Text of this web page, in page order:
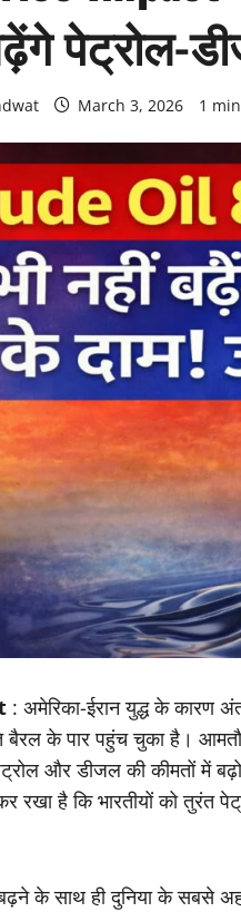
पेट्रोल-
March 3, 2026 1
: अमेरिका-ईरान युद्ध के कारण
के पार पहुंच चुका है।
और डीजल की कीमतों में
है कि भारतीयों को तुरंत
के साथ ही दुनिया के सबसे